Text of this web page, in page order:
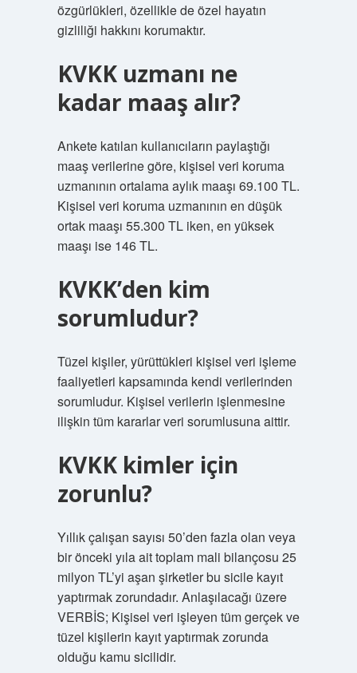
özgürlükleri, özellikle de özel hayatın
gizliliği hakkını korumaktır.
KVKK uzmanı ne
kadar maaş alır?
Ankete katılan kullanıcıların paylaştığı
maaş verilerine göre, kişisel veri koruma
uzmanının ortalama aylık maaşı 69.100 TL.
Kişisel veri koruma uzmanının en düşük
ortak maaşı 55.300 TL iken, en yüksek
maaşı ise 146 TL.
KVKK’den kim
sorumludur?
Tüzel kişiler, yürüttükleri kişisel veri işleme
faaliyetleri kapsamında kendi verilerinden
sorumludur. Kişisel verilerin işlenmesine
ilişkin tüm kararlar veri sorumlusuna aittir.
KVKK kimler için
zorunlu?
Yıllık çalışan sayısı 50’den fazla olan veya
bir önceki yıla ait toplam mali bilançosu 25
milyon TL’yi aşan şirketler bu sicile kayıt
yaptırmak zorundadır. Anlaşılacağı üzere
VERBİS; Kişisel veri işleyen tüm gerçek ve
tüzel kişilerin kayıt yaptırmak zorunda
olduğu kamu sicilidir.